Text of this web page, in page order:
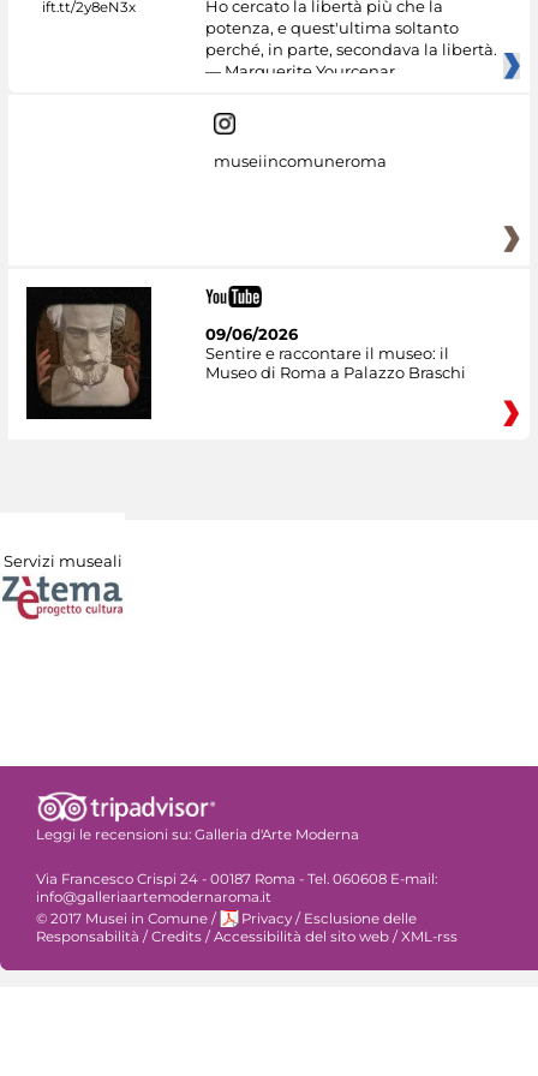
Ho cercato la libertà più che la
potenza, e quest'ultima soltanto
perché, in parte, secondava la libertà.
— Marguerite Yourcenar
museiincomuneroma
09/06/2026
Sentire e raccontare il museo: il
Museo di Roma a Palazzo Braschi
Servizi museali
Leggi le recensioni su: Galleria d'Arte Moderna
Via Francesco Crispi 24 - 00187 Roma - Tel. 060608 E-mail:
info@galleriaartemodernaroma.it
© 2017 Musei in Comune / Privacy / Esclusione delle
Responsabilità / Credits / Accessibilità del sito web / XML-rss